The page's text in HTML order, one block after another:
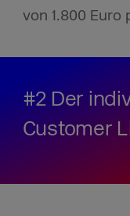
von 1.800 Euro
#2 Der
Customer